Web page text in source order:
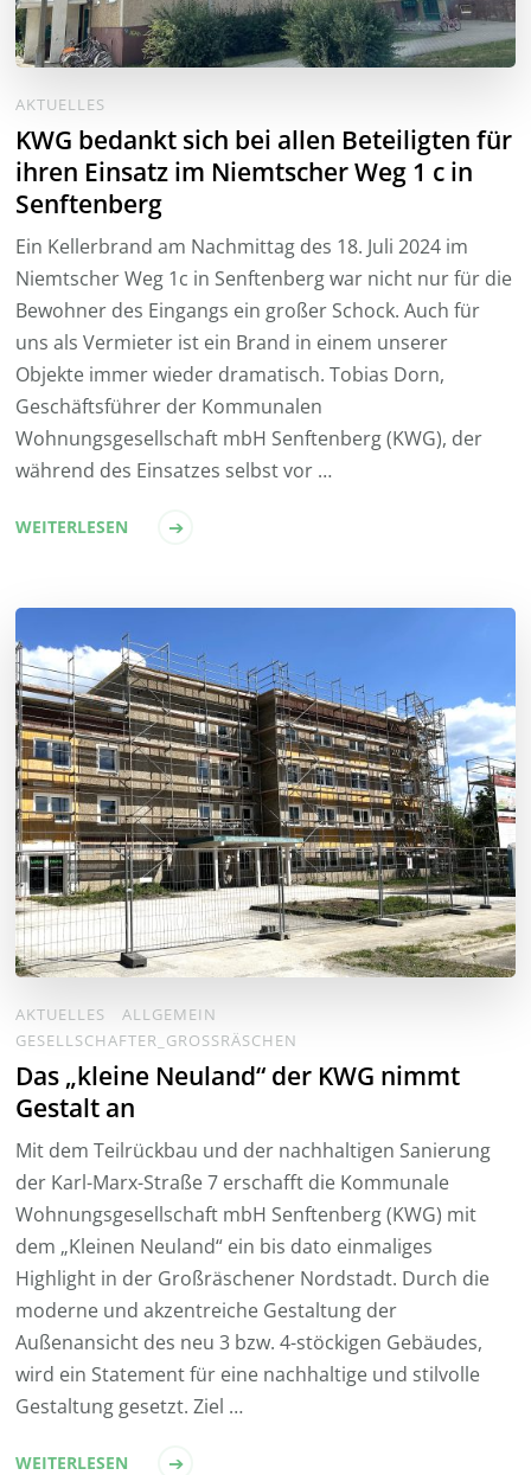
AKTUELLES
KWG bedankt sich bei allen Beteiligten für
ihren Einsatz im Niemtscher Weg 1 c in
Senftenberg
Ein Kellerbrand am Nachmittag des 18. Juli 2024 im
Niemtscher Weg 1c in Senftenberg war nicht nur für die
Bewohner des Eingangs ein großer Schock. Auch für
uns als Vermieter ist ein Brand in einem unserer
Objekte immer wieder dramatisch. Tobias Dorn,
Geschäftsführer der Kommunalen
Wohnungsgesellschaft mbH Senftenberg (KWG), der
während des Einsatzes selbst vor …
WEITERLESEN
AKTUELLES
ALLGEMEIN
GESELLSCHAFTER_GROSSRÄSCHEN
Das „kleine Neuland“ der KWG nimmt
Gestalt an
Mit dem Teilrückbau und der nachhaltigen Sanierung
der Karl-Marx-Straße 7 erschafft die Kommunale
Wohnungsgesellschaft mbH Senftenberg (KWG) mit
dem „Kleinen Neuland“ ein bis dato einmaliges
Highlight in der Großräschener Nordstadt. Durch die
moderne und akzentreiche Gestaltung der
Außenansicht des neu 3 bzw. 4-stöckigen Gebäudes,
wird ein Statement für eine nachhaltige und stilvolle
Gestaltung gesetzt. Ziel …
WEITERLESEN